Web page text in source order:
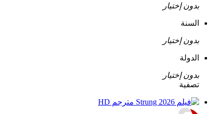
بدون إختيار
السنة
بدون إختيار
الدولة
بدون إختيار
تصفية